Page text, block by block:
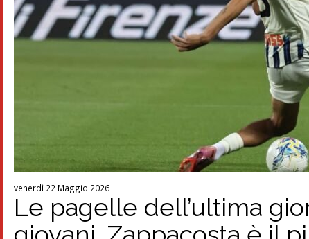
venerdì 22 Maggio 2026
Le pagelle dell’ultima